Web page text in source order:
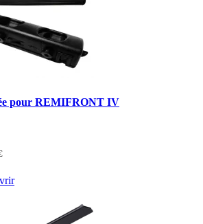
pour REMIFRONT IV